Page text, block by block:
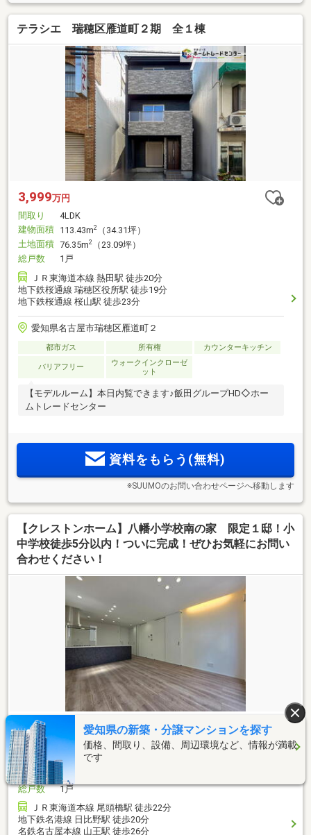
テラシエ 瑞穂区雁道町２期 全１棟
3,999万円
間取り
4LDK
建物面積 113.43m2
（34.31坪）
土地面積 76.35m2
（23.09坪）
総戸数
1戸
ＪＲ東海道本線 熱田駅 徒歩20分
地下鉄桜通線 瑞穂区役所駅 徒歩19分
地下鉄桜通線 桜山駅 徒歩23分
愛知県名古屋市瑞穂区雁道町２
都市ガス 所有権 カウンターキッチン
バリアフリー
ウォークインクローゼ
ット
【モデルルーム】本日内覧できます♪飯田グループHD◇ホー
ムトレードセンター
資料をもらう(無料)
※SUUMOのお問い合わせページへ移動します
【クレストンホーム】八幡小学校南の家 限定１邸！小
中学校徒歩5分以内！ついに完成！ぜひお気軽にお問い
合わせください！
4,480
間取り
4LDK
建物面積 102.28m2
土地面積 92.56m
総戸数
1戸
ＪＲ東海道本線 尾頭橋駅 徒歩22分
地下鉄名港線 日比野駅 徒歩20分
名鉄名古屋本線 山王駅 徒歩26分
愛知県の新築・分譲マンションを探す
価格、間取り、設備、周辺環境など、情報が満載
です